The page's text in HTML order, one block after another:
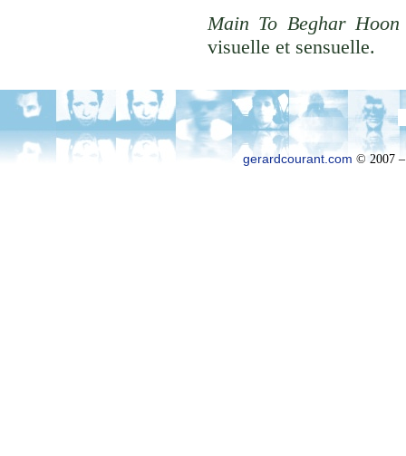
Main To Beghar Hoon
visuelle et sensuelle.
gerardcourant.com © 2007